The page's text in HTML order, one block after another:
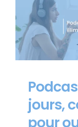
jours,
pour